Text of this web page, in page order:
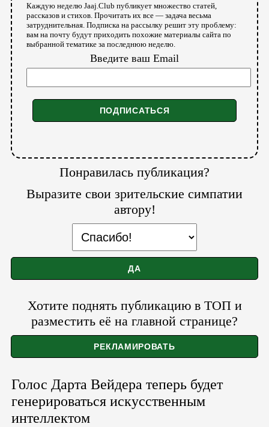
Каждую неделю Jaaj.Club публикует множество статей,
рассказов и стихов. Прочитать их все — задача весьма
затруднительная. Подписка на рассылку решит эту проблему:
вам на почту будут приходить похожие материалы сайта по
выбранной тематике за последнюю неделю.
Введите ваш Email
Понравилась публикация?
Выразите свои зрительские симпатии
автору!
Хотите поднять публикацию в ТОП и
разместить её на главной странице?
Голос Дарта Вейдера теперь будет
генерироваться искусственным
интеллектом